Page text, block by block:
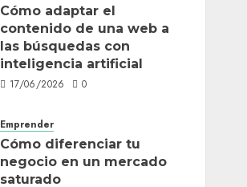
Cómo adaptar el
contenido de una web a
las búsquedas con
inteligencia artificial
17/06/2026 0
Emprender
Cómo diferenciar tu
negocio en un mercado
saturado